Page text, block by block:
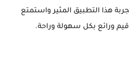
هذا التطبيق المثير واستمتع
ورائع بكل سهولة وراحة.